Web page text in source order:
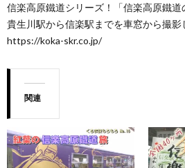
信楽高原鐵道シリーズ！「信楽高原鐵道
貴生川駅から信楽駅までを車窓から撮影
https://koka-skr.co.jp/
関連